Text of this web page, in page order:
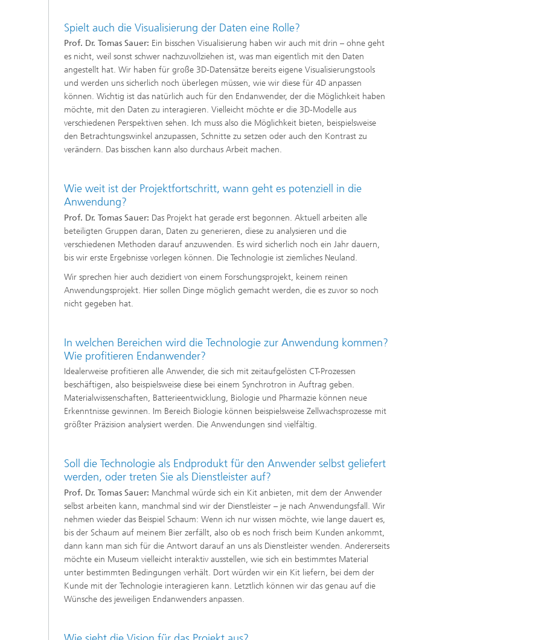
Spielt auch die Visualisierung der Daten eine Rolle?
Prof. Dr. Tomas Sauer: Ein bisschen Visualisierung haben wir auch mit drin – ohne geht
es nicht, weil sonst schwer nachzuvollziehen ist, was man eigentlich mit den Daten
angestellt hat. Wir haben für große 3D-Datensätze bereits eigene Visualisierungstools
und werden uns sicherlich noch überlegen müssen, wie wir diese für 4D anpassen
können. Wichtig ist das natürlich auch für den Endanwender, der die Möglichkeit haben
möchte, mit den Daten zu interagieren. Vielleicht möchte er die 3D-Modelle aus
verschiedenen Perspektiven sehen. Ich muss also die Möglichkeit bieten, beispielsweise
den Betrachtungswinkel anzupassen, Schnitte zu setzen oder auch den Kontrast zu
verändern. Das bisschen kann also durchaus Arbeit machen.
Wie weit ist der Projektfortschritt, wann geht es potenziell in die
Anwendung?
Prof. Dr. Tomas Sauer: Das Projekt hat gerade erst begonnen. Aktuell arbeiten alle
beteiligten Gruppen daran, Daten zu generieren, diese zu analysieren und die
verschiedenen Methoden darauf anzuwenden. Es wird sicherlich noch ein Jahr dauern,
bis wir erste Ergebnisse vorlegen können. Die Technologie ist ziemliches Neuland.
Wir sprechen hier auch dezidiert von einem Forschungsprojekt, keinem reinen
Anwendungsprojekt. Hier sollen Dinge möglich gemacht werden, die es zuvor so noch
nicht gegeben hat.
In welchen Bereichen wird die Technologie zur Anwendung kommen?
Wie profitieren Endanwender?
Idealerweise profitieren alle Anwender, die sich mit zeitaufgelösten CT-Prozessen
beschäftigen, also beispielsweise diese bei einem Synchrotron in Auftrag geben.
Materialwissenschaften, Batterieentwicklung, Biologie und Pharmazie können neue
Erkenntnisse gewinnen. Im Bereich Biologie können beispielsweise Zellwachsprozesse mit
größter Präzision analysiert werden. Die Anwendungen sind vielfältig.
Soll die Technologie als Endprodukt für den Anwender selbst geliefert
werden, oder treten Sie als Dienstleister auf?
Prof. Dr. Tomas Sauer: Manchmal würde sich ein Kit anbieten, mit dem der Anwender
selbst arbeiten kann, manchmal sind wir der Dienstleister – je nach Anwendungsfall. Wir
nehmen wieder das Beispiel Schaum: Wenn ich nur wissen möchte, wie lange dauert es,
bis der Schaum auf meinem Bier zerfällt, also ob es noch frisch beim Kunden ankommt,
dann kann man sich für die Antwort darauf an uns als Dienstleister wenden. Andererseits
möchte ein Museum vielleicht interaktiv ausstellen, wie sich ein bestimmtes Material
unter bestimmten Bedingungen verhält. Dort würden wir ein Kit liefern, bei dem der
Kunde mit der Technologie interagieren kann. Letztlich können wir das genau auf die
Wünsche des jeweiligen Endanwenders anpassen.